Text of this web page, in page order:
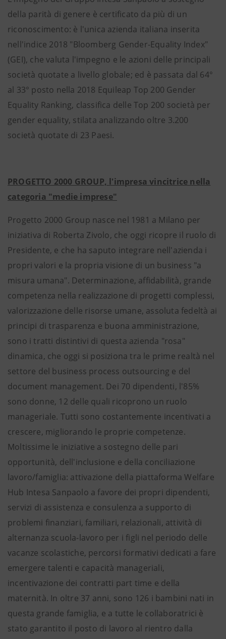
della parità di genere è certificato da più di un
riconoscimento: è l'unica azienda italiana inserita
nell'indice 2018 "Bloomberg Gender-Equality Index"
(GEI), che valuta l'impegno e le azioni delle principali
società quotate a livello globale; ed è passata dal 64°
al 33° posto nella 2018 Equileap Top 200 Gender
Equality Ranking, classifica delle Top 200 società per
gender equality, stilata analizzando oltre 3.200
società quotate di 23 Paesi.
PROGETTO 2000 GROUP, l'impresa vincitrice nella
categoria "medie imprese"
Progetto 2000 Group nasce nel 1981 a Milano per
iniziativa di Roberta Zivolo, che oggi ricopre il ruolo di
Presidente, e che ha saputo integrare nell'azienda i
propri valori e la propria visione di un business "a
misura umana". Determinazione, affidabilità, grande
competenza nella realizzazione di progetti complessi,
valorizzazione delle risorse umane, assoluta fedeltà ai
principi di trasparenza e buona amministrazione,
sono i tratti distintivi di questa azienda "rosa"
dinamica, che oggi si posiziona tra le prime realtà nel
settore del business process outsourcing e del
document management. Dei 70 dipendenti, l'85%
sono donne, 12 delle quali ricoprono un ruolo
manageriale. Tutti sono costantemente incentivati a
crescere, migliorando le proprie competenze.
Moltissime le iniziative a sostegno delle pari
opportunità, dell'inclusione e della conciliazione
lavoro/famiglia: attivazione della piattaforma Welfare
Hub Intesa Sanpaolo a favore dei propri dipendenti,
servizi di assistenza e consulenza a supporto di
problemi finanziari, familiari, relazionali, attività di
alternanza scuola-lavoro per i figli nel periodo delle
vacanze scolastiche, percorsi formativi dedicati a fare
emergere talenti e capacità manageriali,
incentivazione dei contratti part time e della
maternità. In oltre 37 anni, sono 126 i bambini nati in
questa grande famiglia, e a tutte le collaboratrici è
stato garantito il posto di lavoro al rientro dalla